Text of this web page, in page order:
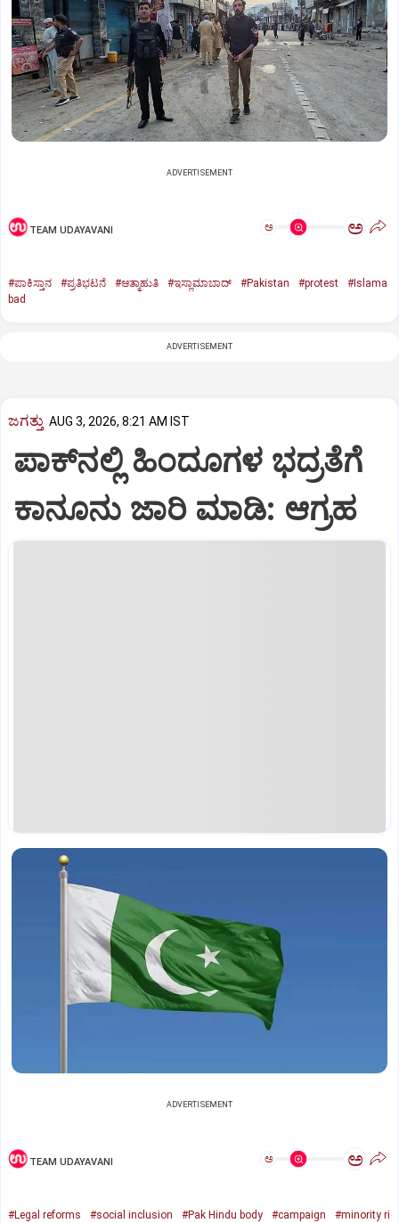
ADVERTISEMENT
TEAM UDAYAVANI ಅ ಅ
#ಪಾಕಿಸ್ತಾನ #ಪ್ರತಿಭಟನೆ #ಆತ್ಮಾಹುತಿ #ಇಸ್ಲಾಮಾಬಾದ್‌ #Pakistan #protest
#Islama
bad
ADVERTISEMENT
ಜಗತ್ತು AUG 3, 2026, 8:21 AM IST
ಪಾಕ್‌ನಲ್ಲಿ ಹಿಂದೂಗಳ ಭದ್ರತೆಗೆ
ಕಾನೂನು ಜಾರಿ ಮಾಡಿ: ಆಗ್ರಹ
ADVERTISEMENT
TEAM UDAYAVANI ಅ ಅ
#Legal reforms #social inclusion #Pak Hindu body #campaign
#minority ri